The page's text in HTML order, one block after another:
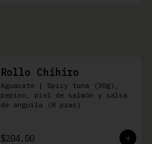
Rollo Chihiro
Aguacate | Spicy tuna (30g),
pepino, piel de salmón y salsa
de anguila (8 pzas)
$204.00